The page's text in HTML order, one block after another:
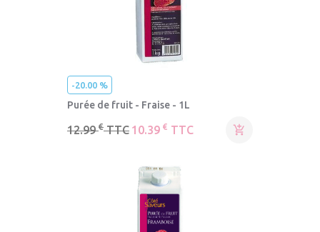
-20.00 %
Purée de fruit - Fraise - 1L
12.99€ TTC 10.39 € TTC 